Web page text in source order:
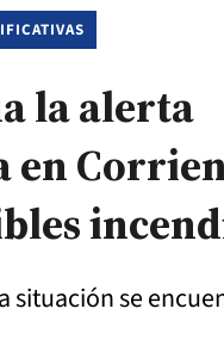
la alerta
en
situación se